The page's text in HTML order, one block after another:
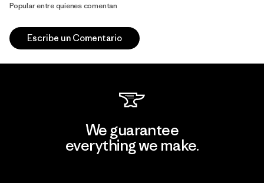
Popular entre quienes comentan
Escribe un Comentario
We guarantee
everything we make.